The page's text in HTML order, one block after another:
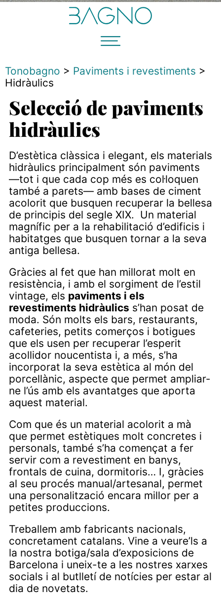
Tonobagno > Paviments i revestiments >
Hidràulics
Selecció de paviments
hidràulics
D’estètica clàssica i elegant, els materials
hidràulics principalment són paviments
—tot i que cada cop més es col·loquen
també a parets— amb bases de ciment
acolorit que busquen recuperar la bellesa
de principis del segle XIX. Un material
magnífic per a la rehabilitació d’edificis i
habitatges que busquen tornar a la seva
antiga bellesa.
Gràcies al fet que han millorat molt en
resistència, i amb el sorgiment de l’estil
vintage, els paviments i els
revestiments hidràulics s’han posat de
moda. Són molts els bars, restaurants,
cafeteries, petits comerços i botigues
que els usen per recuperar l’esperit
acollidor noucentista i, a més, s’ha
incorporat la seva estètica al món del
porcellànic, aspecte que permet ampliar-
ne l’ús amb els avantatges que aporta
aquest material.
Com que és un material acolorit a mà
que permet estètiques molt concretes i
personals, també s’ha començat a fer
servir com a revestiment en banys,
frontals de cuina, dormitoris… I, gràcies
al seu procés manual/artesanal, permet
una personalització encara millor per a
petites produccions.
Treballem amb fabricants nacionals,
concretament catalans. Vine a veure’ls a
la nostra botiga/sala d’exposicions de
Barcelona i uneix-te a les nostres xarxes
socials i al butlletí de notícies per estar al
dia de novetats.